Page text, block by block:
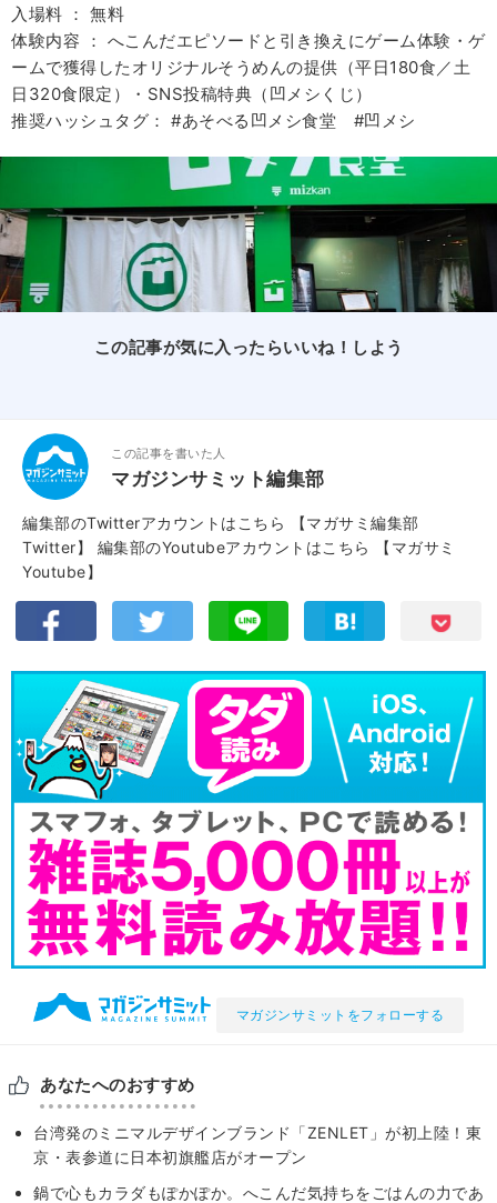
入場料 ： 無料
体験内容 ： へこんだエピソードと引き換えにゲーム体験・ゲ
ームで獲得したオリジナルそうめんの提供（平日180食／土
日320食限定）・SNS投稿特典（凹メシくじ）
推奨ハッシュタグ： #あそべる凹メシ食堂 #凹メシ
この記事が気に入ったらいいね！しよう
この記事を書いた人
マガジンサミット編集部
編集部のTwitterアカウントはこちら
【マガサミ編集部
Twitter】
編集部のYoutubeアカウントはこちら
【マガサミ
Youtube】
マガジンサミットをフォローする
あなたへのおすすめ
台湾発のミニマルデザインブランド「ZENLET」が初上陸！東
京・表参道に日本初旗艦店がオープン
鍋で心もカラダもぽかぽか。へこんだ気持ちをごはんの力であ